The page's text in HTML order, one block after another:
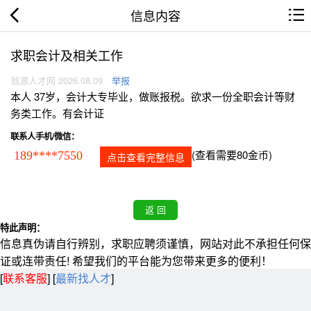
信息内容
求职会计及相关工作
翁源人才网 2026.08.09 举报
本人 37岁，会计大专毕业，做账报税。欲求一份全职会计等财
务类工作。有会计证
联系人手机/微信：
189****7550 点击查看完整信息 (查看需要80金币)
特此声明：
信息真伪请自行辨别，求职应聘须谨慎，网站对此不承担任何保
证或连带责任! 希望我们的平台能为您带来更多的便利！
[联系客服] [最新找人才]